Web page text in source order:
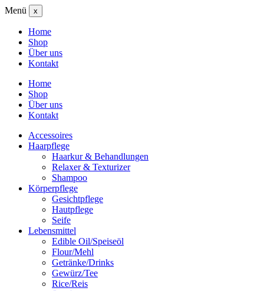
Menü x
Home
Shop
Über uns
Kontakt
Home
Shop
Über uns
Kontakt
Accessoires
Haarpflege
Haarkur & Behandlungen
Relaxer & Texturizer
Shampoo
Körperpflege
Gesichtpflege
Hautpflege
Seife
Lebensmittel
Edible Oil/Speiseöl
Flour/Mehl
Getränke/Drinks
Gewürz/Tee
Rice/Reis